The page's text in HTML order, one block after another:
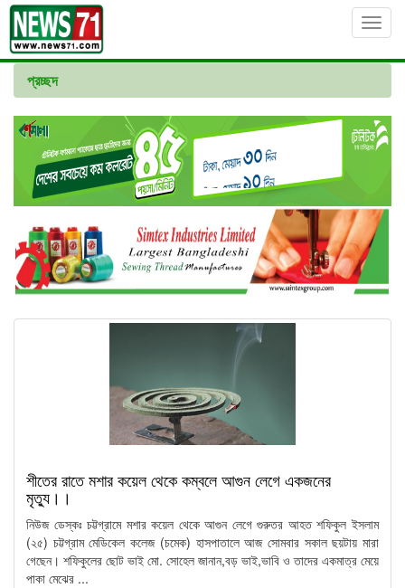
প্রচ্ছদ
শীতের রাতে মশার কয়েল থেকে কম্বলে আগুন লেগে একজনের
মৃত্যু।।
নিউজ ডেস্কঃ চট্টগ্রামে মশার কয়েল থেকে আগুন লেগে গুরুতর আহত শফিকুল ইসলাম
(২৫) চট্টগ্রাম মেডিকেল কলেজ (চমেক) হাসপাতালে আজ সোমবার সকাল ছয়টায় মারা
গেছেন। শফিকুলের ছোট ভাই মো. সোহেল জানান,বড় ভাই,ভাবি ও তাদের একমাত্র মেয়ে
পাকা মেঝের ...